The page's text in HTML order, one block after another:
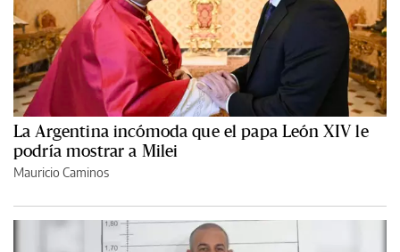
La Argentina incómoda que el papa León XIV le
podría mostrar a Milei
Mauricio Caminos